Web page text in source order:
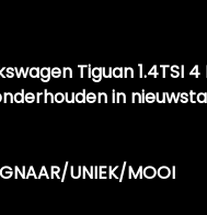
Tiguan 1.4TSI
in
UNIEK/MOOI